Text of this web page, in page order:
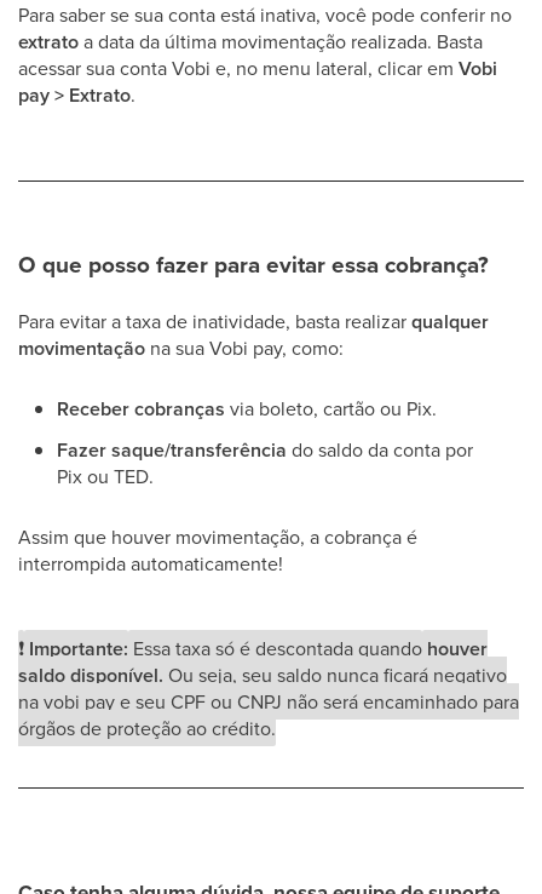
Para saber se sua conta está inativa, você pode conferir no
extratoa data da última movimentação realizada. Basta
acessar sua conta Vobi e, no menu lateral, clicar em Vobi
pay > Extrato.
O que posso fazer para evitar essa cobrança?
Para evitar a taxa de inatividade, basta realizarqualquer
movimentação na sua Vobi pay, como:
Receber cobranças via boleto, cartão ou Pix.
Fazer saque/transferência do saldo da conta por
Pix ou TED.
Assim que houver movimentação, a cobrança é
interrompida automaticamente!
❗ Importante: Essa taxa só é descontada quando houver
saldo disponível. Ou seja, seu saldo nunca ficará negativo
na vobi pay e seu CPF ou CNPJ não será encaminhado para
órgãos de proteção ao crédito.